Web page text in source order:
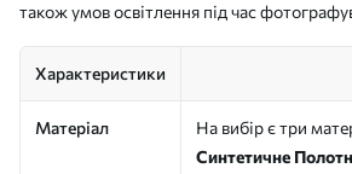
також умов освітлення під час
Характеристики
Матеріал
На вибір є три
Синтетичне